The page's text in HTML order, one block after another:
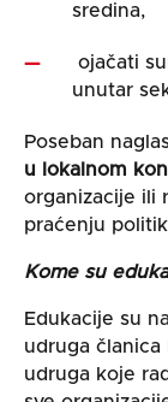
sredina,
ojačati
unutar
Poseban
u lokalnom
organizacije ili
praćenju
Kome su
Edukacije su
udruga članica
udruga koje